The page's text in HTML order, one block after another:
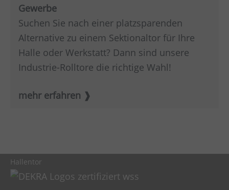
Gewerbe
Suchen Sie nach einer platzsparenden
Alternative zu einem Sektionaltor für Ihre
Halle oder Werkstatt? Dann sind unsere
Industrie-Rolltore die richtige Wahl!
mehr erfahren
Hallentor